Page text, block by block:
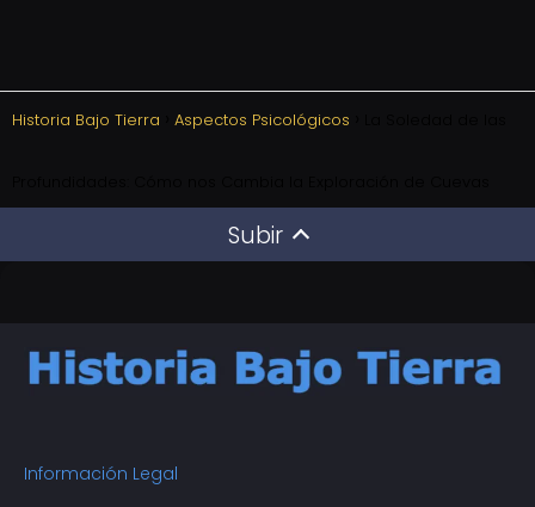
Historia Bajo Tierra Aspectos Psicológicos
Subir
Información Legal